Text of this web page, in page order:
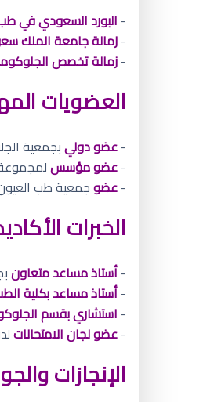
- البورد السعودي في
-زمالة جامعة الملك
-زمالة تخصص
العضويات
-عضو دوليبجمعية
-عضو مؤسس
-عضوجمعية طب
الخبرات
-أستاذ مساعد متعاون
-أستاذ مساعد بكلية
- استشاري بقسم
-عضو لجان الامتحانات
الإنجازات